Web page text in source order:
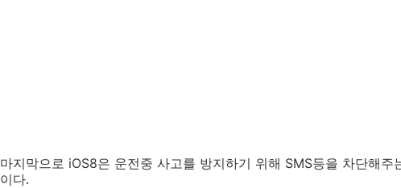
마지막으로 iOS8은 운전중 사고를 방지하기 위해 SMS등을 차단해
이다.